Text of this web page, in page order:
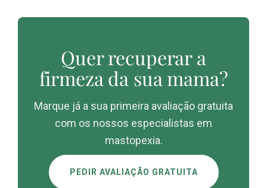
Quer recuperar a
firmeza da sua mama?
Marque já a sua primeira avaliação gratuita
com os nossos especialistas em
mastopexia.
PEDIR AVALIAÇÃO GRATUITA